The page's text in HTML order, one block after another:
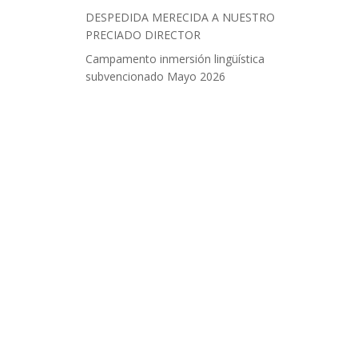
DESPEDIDA MERECIDA A NUESTRO
PRECIADO DIRECTOR
Campamento inmersión lingüística
subvencionado Mayo 2026